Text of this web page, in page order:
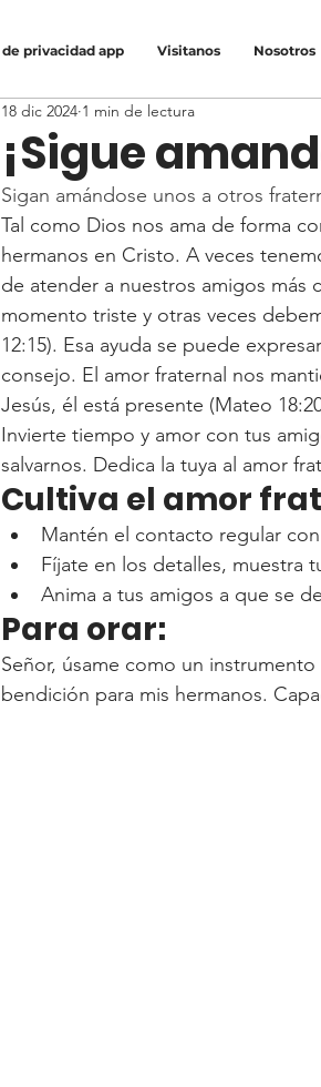
privacidad app Visitanos Nosotros
¡Sigue
18 dic 2024 1 min de lectura
Sigan amándose unos a otros
Tal como Dios nos ama de forma
hermanos en Cristo. A veces
de atender a nuestros amigos más
momento triste y otras veces
12:15). Esa ayuda se puede
consejo. El amor fraternal nos
Jesús, él está presente (Mateo
Invierte tiempo y amor con tus
salvarnos. Dedica la tuya al amor
Cultiva el amor
Mantén el contacto regular
Fíjate en los detalles, muestra
Anima a tus amigos a que se
Para orar:
Señor, úsame como un
bendición para mis hermanos.